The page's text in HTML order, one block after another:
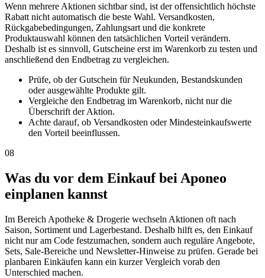
Wenn mehrere Aktionen sichtbar sind, ist der offensichtlich höchste
Rabatt nicht automatisch die beste Wahl. Versandkosten,
Rückgabebedingungen, Zahlungsart und die konkrete
Produktauswahl können den tatsächlichen Vorteil verändern.
Deshalb ist es sinnvoll, Gutscheine erst im Warenkorb zu testen und
anschließend den Endbetrag zu vergleichen.
Prüfe, ob der Gutschein für Neukunden, Bestandskunden
oder ausgewählte Produkte gilt.
Vergleiche den Endbetrag im Warenkorb, nicht nur die
Überschrift der Aktion.
Achte darauf, ob Versandkosten oder Mindesteinkaufswerte
den Vorteil beeinflussen.
08
Was du vor dem Einkauf bei Aponeo
einplanen kannst
Im Bereich Apotheke & Drogerie wechseln Aktionen oft nach
Saison, Sortiment und Lagerbestand. Deshalb hilft es, den Einkauf
nicht nur am Code festzumachen, sondern auch reguläre Angebote,
Sets, Sale-Bereiche und Newsletter-Hinweise zu prüfen. Gerade bei
planbaren Einkäufen kann ein kurzer Vergleich vorab den
Unterschied machen.